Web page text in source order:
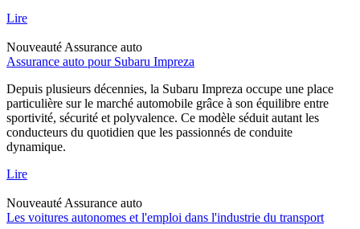
Lire
Nouveauté Assurance auto
Assurance auto pour Subaru Impreza
Depuis plusieurs décennies, la Subaru Impreza occupe une place
particulière sur le marché automobile grâce à son équilibre entre
sportivité, sécurité et polyvalence. Ce modèle séduit autant les
conducteurs du quotidien que les passionnés de conduite
dynamique.
Lire
Nouveauté Assurance auto
Les voitures autonomes et l'emploi dans l'industrie du transport